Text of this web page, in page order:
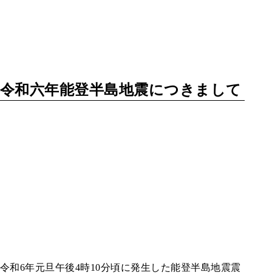
令和六年能登半島地震につきまして
令和6年元旦午後4時10分頃に発生した能登半島地震震